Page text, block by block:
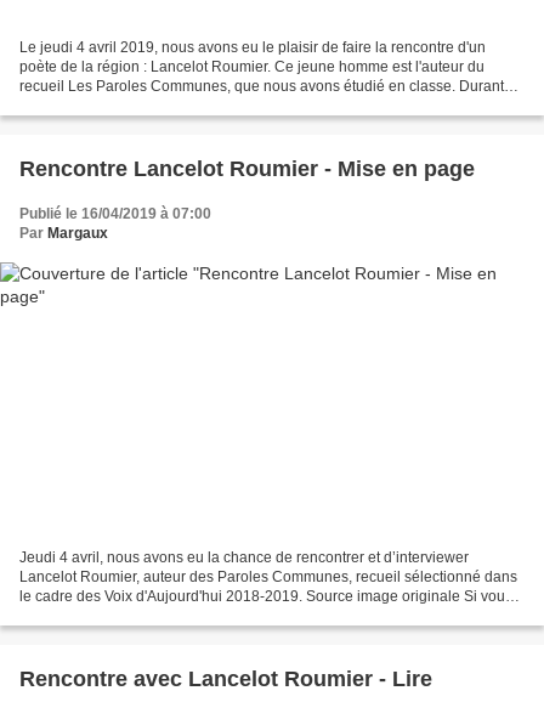
Le jeudi 4 avril 2019, nous avons eu le plaisir de faire la rencontre d'un
poète de la région : Lancelot Roumier. Ce jeune homme est l'auteur du
recueil Les Paroles Communes, que nous avons étudié en classe. Durant
Rencontre Lancelot Roumier - Mise en page
Publié le 16/04/2019 à 07:00
Par Margaux
Jeudi 4 avril, nous avons eu la chance de rencontrer et d’interviewer
Lancelot Roumier, auteur des Paroles Communes, recueil sélectionné dans
le cadre des Voix d'Aujourd'hui 2018-2019. Source image originale Si vous
Rencontre avec Lancelot Roumier - Lire